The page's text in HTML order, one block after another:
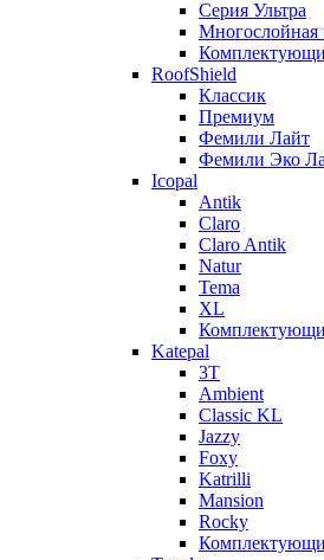
Серия Ультра
Многослойная
RoofShield
Классик
Премиум
Фемили Лайт
Фемили Эко
Icopal
Antik
Claro
Claro Antik
Natur
Tema
XL
Katepal
3T
Ambient
Classic KL
Jazzy
Foxy
Katrilli
Mansion
Rocky